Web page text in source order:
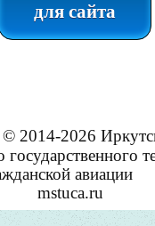
для сайта
2014-2026
авиации
mstuca.ru